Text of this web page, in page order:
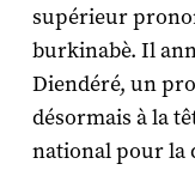
supérieur
burkinabè. Il
Diendéré, un
désormais à la
national pour la